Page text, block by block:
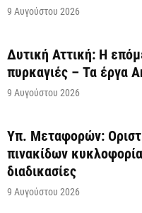
9 Αυγούστου 2026
Δυτική Αττική: Η
πυρκαγιές – Τα έργα
9 Αυγούστου 2026
Υπ. Μεταφορών:
πινακίδων
διαδικασίες
9 Αυγούστου 2026